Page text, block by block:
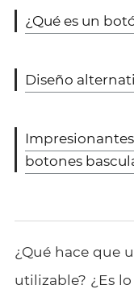
¿Qué es un
Diseño
botones
¿Qué hace que
utilizable? ¿Es